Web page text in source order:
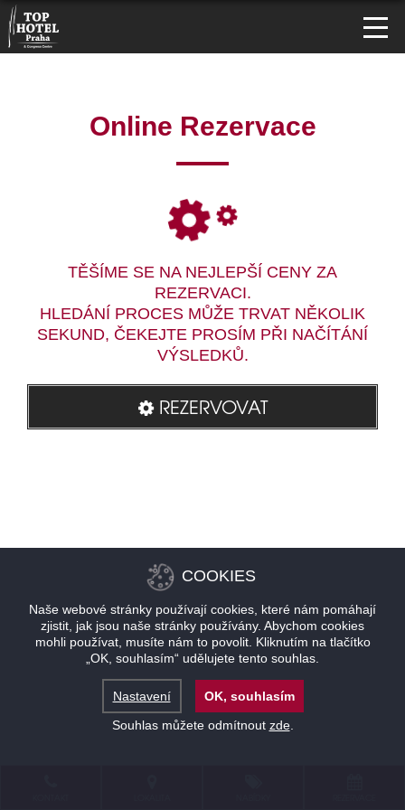
Online Rezervace
TĚŠÍME SE NA NEJLEPŠÍ CENY ZA
REZERVACI.
HLEDÁNÍ PROCES MŮŽE TRVAT NĚKOLIK
SEKUND, ČEKEJTE PROSÍM PŘI NAČÍTÁNÍ
VÝSLEDKŮ.
REZERVOVAT
COOKIES
Naše webové stránky používají cookies, které nám pomáhají
zjistit, jak jsou naše stránky používány. Abychom cookies
mohli používat, musíte nám to povolit. Kliknutím na tlačítko
„OK, souhlasím“ udělujete tento souhlas.
Nastavení
OK, souhlasím
Souhlas můžete odmítnout zde.